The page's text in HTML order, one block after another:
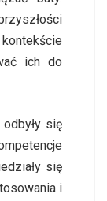
ich do
się
się
i